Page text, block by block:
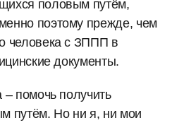
половым путём,
поэтому прежде, чем
человека с ЗППП в
документы.
помочь получить
путём. Но ни я, ни мои